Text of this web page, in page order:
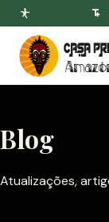
Blog
Atualizações,